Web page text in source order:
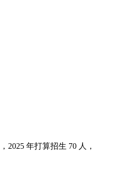
2025 年打算招生 70 人，